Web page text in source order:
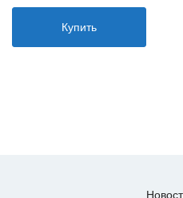
Купить